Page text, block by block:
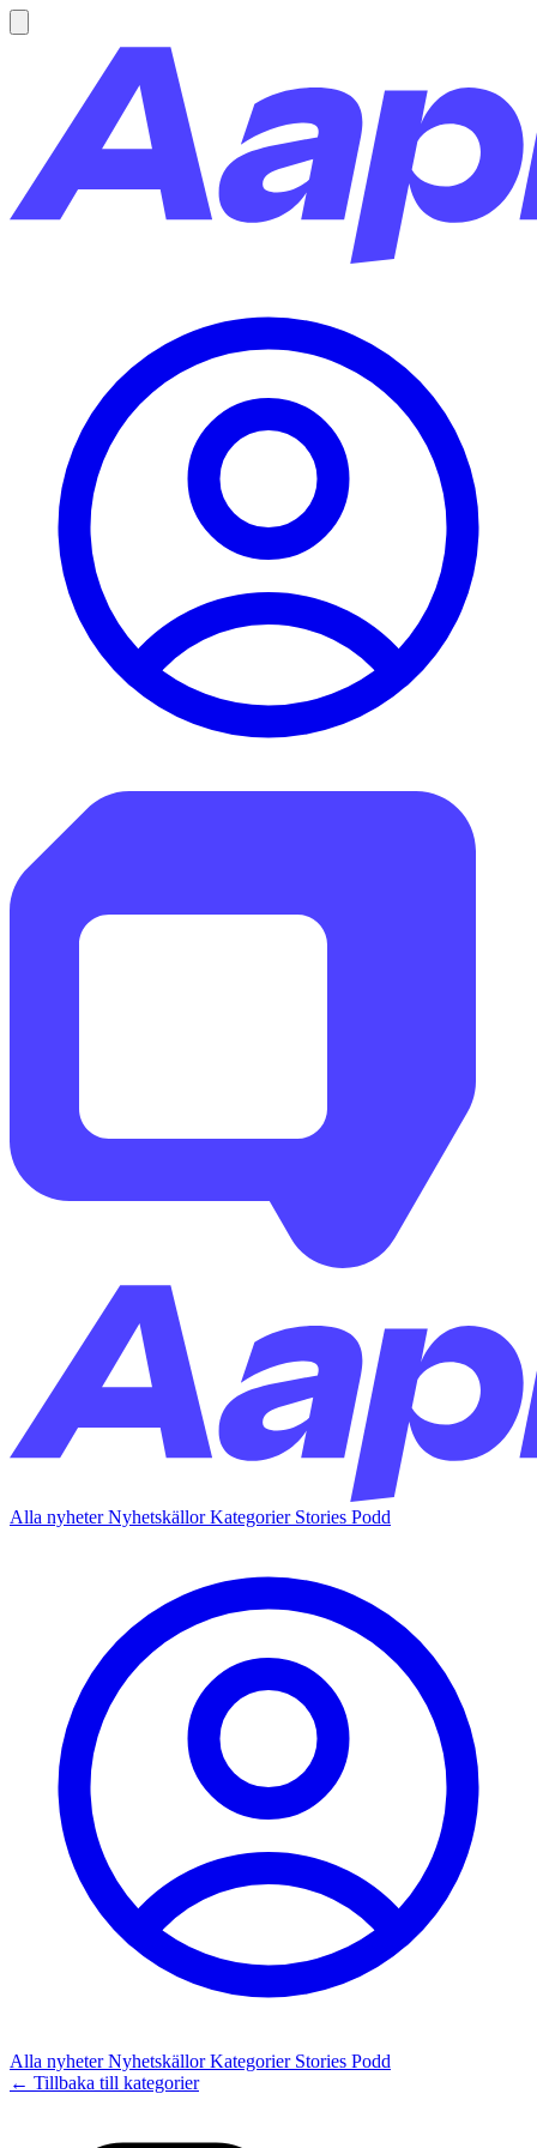
Alla nyheterNyhetskällorKategorier Stories Podd
Alla nyheterNyhetskällorKategorier Stories Podd
← Tillbaka till kategorier